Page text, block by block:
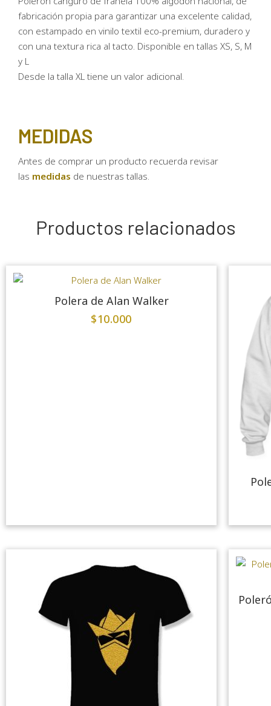
fabricación propia para garantizar una excelente calidad,
con estampado en vinilo textil eco-premium, duradero y
con una textura rica al tacto. Disponible en tallas XS, S, M
y L
Desde la talla XL tiene un valor adicional.
MEDIDAS
Antes de comprar un producto recuerda revisar
las medidas de nuestras tallas.
Productos relacionados
Polera de Alan Walker
$10.000